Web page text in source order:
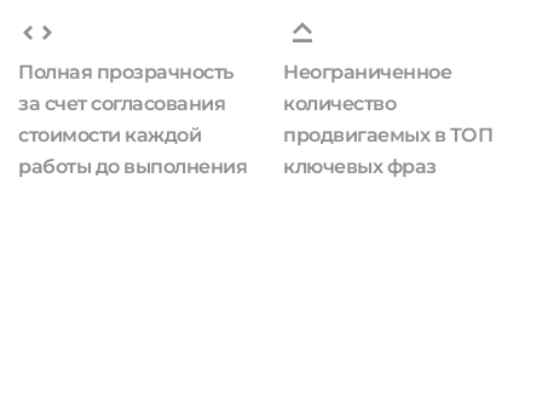
Полная прозрачность
за счет согласования
стоимости каждой
работы до выполнения
Неограниченное
количество
продвигаемых в ТОП
ключевых фраз